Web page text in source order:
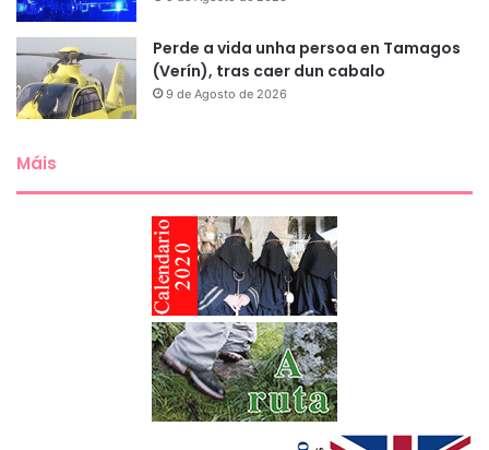
Perde a vida unha persoa en Tamagos
(Verín), tras caer dun cabalo
9 de Agosto de 2026
Máis